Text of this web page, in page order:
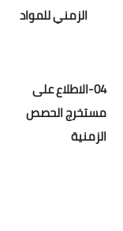
الزمني للمواد
​04-الاطلاع على
مستخرج الحصص
الزمنية